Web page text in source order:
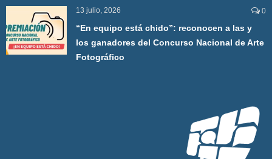
13 julio, 2026 0
“En equipo está chido”: reconocen a las y
los ganadores del Concurso Nacional de Arte
Fotográfico